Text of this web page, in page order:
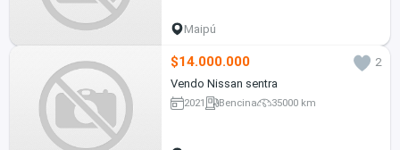
Maipú
$14.000.000
2
Vendo Nissan sentra
2021 Bencina 35000 km